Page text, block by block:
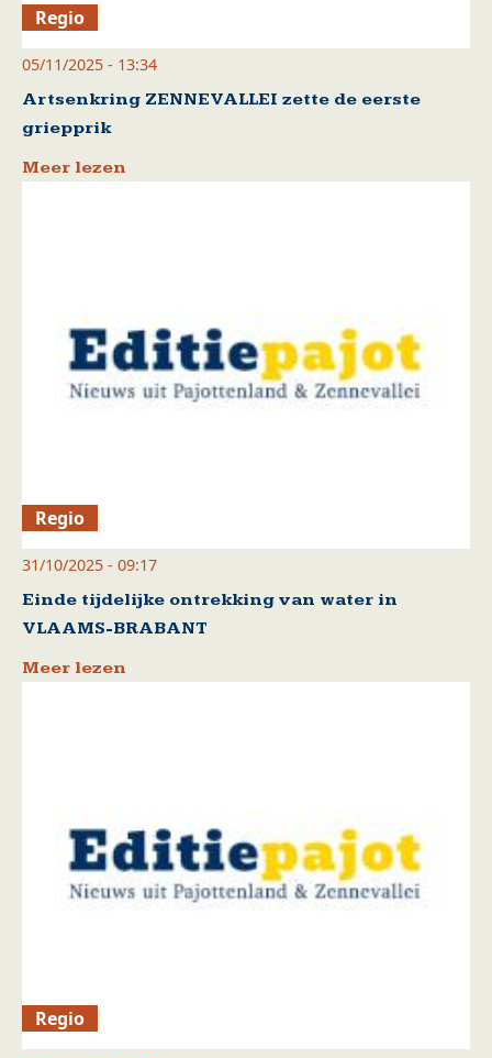
Regio
05/11/2025 - 13:34
Artsenkring ZENNEVALLEI zette de eerste
griepprik
Meer lezen
Regio
31/10/2025 - 09:17
Einde tijdelijke ontrekking van water in
VLAAMS-BRABANT
Meer lezen
Regio